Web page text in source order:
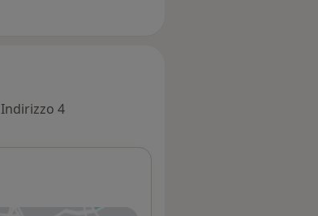
Indirizzo 4